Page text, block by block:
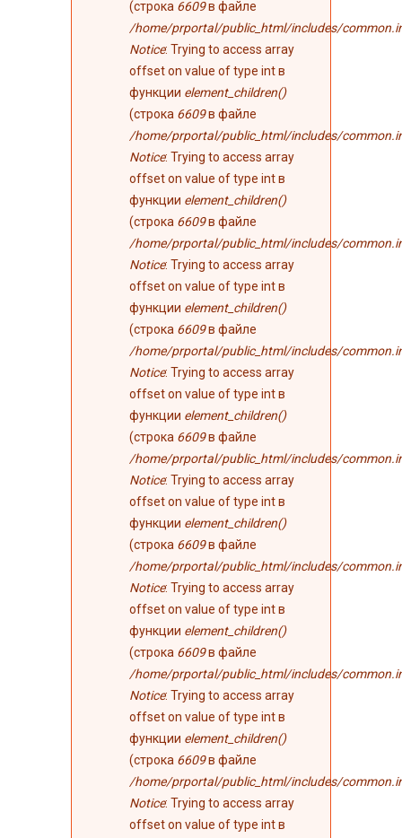
(строка 6609в файле
/home/prportal/public_html/includes/
Notice: Trying to access array
offset on value of type int в
функции element_children()
(строка 6609в файле
/home/prportal/public_html/includes/
Notice: Trying to access array
offset on value of type int в
функции element_children()
(строка 6609в файле
/home/prportal/public_html/includes/
Notice: Trying to access array
offset on value of type int в
функции element_children()
(строка 6609в файле
/home/prportal/public_html/includes/
Notice: Trying to access array
offset on value of type int в
функции element_children()
(строка 6609в файле
/home/prportal/public_html/includes/
Notice: Trying to access array
offset on value of type int в
функции element_children()
(строка 6609в файле
/home/prportal/public_html/includes/
Notice: Trying to access array
offset on value of type int в
функции element_children()
(строка 6609в файле
/home/prportal/public_html/includes/
Notice: Trying to access array
offset on value of type int в
функции element_children()
(строка 6609в файле
/home/prportal/public_html/includes/
Notice: Trying to access array
offset on value of type int в